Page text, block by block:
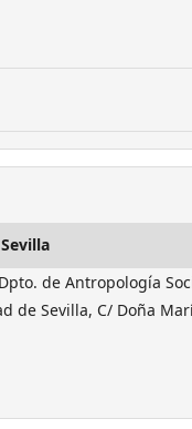
de Antropología
de Sevilla, C/ Doña